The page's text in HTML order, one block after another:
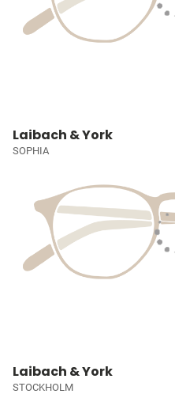
Laibach & York
SOPHIA
Laibach & York
STOCKHOLM